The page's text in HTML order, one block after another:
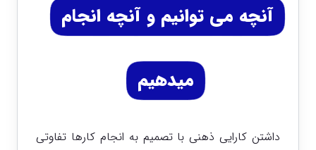
آنچه می توانیم و آنچه انجام
میدهیم
داشتن کارایی ذهنی با تصمیم به انجام کارها تفاوتی